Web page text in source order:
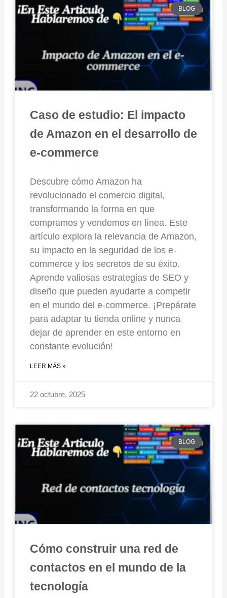
BLOG
Caso de estudio: El impacto
de Amazon en el desarrollo de
e-commerce
Descubre cómo Amazon ha
revolucionado el comercio digital,
transformando la forma en que
compramos y vendemos en línea. Este
artículo explora la relevancia de Amazon,
su impacto en la seguridad de los e-
commerce y los secretos de su éxito.
Aprende valiosas estrategias de SEO y
diseño que pueden ayudarte a competir
en el mundo del e-commerce. ¡Prepárate
para adaptar tu tienda online y nunca
dejar de aprender en este entorno en
constante evolución!
LEER MÁS »
22 octubre, 2025
BLOG
Cómo construir una red de
contactos en el mundo de la
tecnología